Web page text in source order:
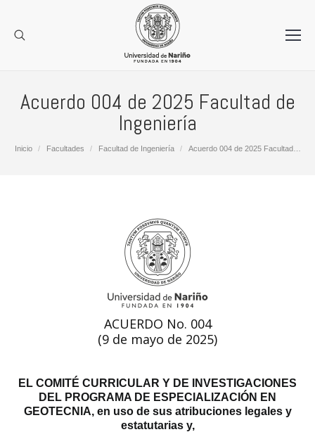
Acuerdo 004 de 2025 Facultad de
Ingeniería
Estás aquí:
Inicio Facultades Facultad de Ingeniería Acuerdo 004 de 2025 Facultad…
ACUERDO No. 004
(9 de mayo de 2025)
EL COMITÉ CURRICULAR Y DE INVESTIGACIONES
DEL PROGRAMA DE ESPECIALIZACIÓN EN
GEOTECNIA, en uso de sus atribuciones legales y
estatutarias y,